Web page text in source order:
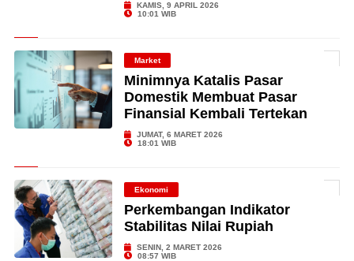
KAMIS, 9 APRIL 2026
10:01 WIB
Market
Minimnya Katalis Pasar
Domestik Membuat Pasar
Finansial Kembali Tertekan
JUMAT, 6 MARET 2026
18:01 WIB
Ekonomi
Perkembangan Indikator
Stabilitas Nilai Rupiah
SENIN, 2 MARET 2026
08:57 WIB